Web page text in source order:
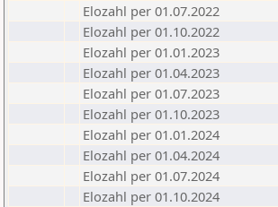
Elozahl per 01.07.2022
Elozahl per 01.10.2022
Elozahl per 01.01.2023
Elozahl per 01.04.2023
Elozahl per 01.07.2023
Elozahl per 01.10.2023
Elozahl per 01.01.2024
Elozahl per 01.04.2024
Elozahl per 01.07.2024
Elozahl per 01.10.2024